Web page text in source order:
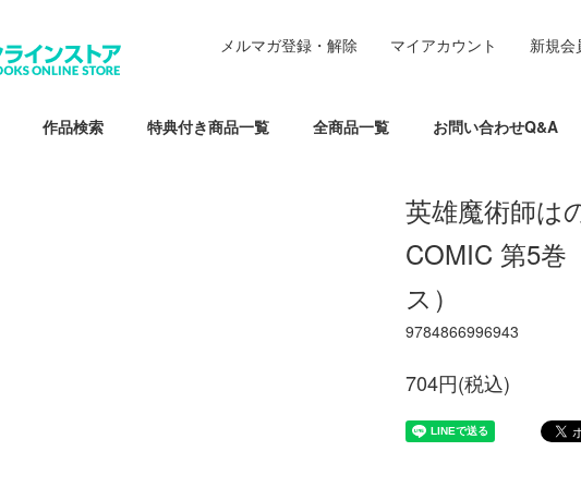
作品検索 特典付き商品一覧 全商品一覧 お問い合わせQ&A
メルマガ登録・解除 マイアカウント 新規会
英雄魔術師は
COMIC 第5巻
ス）
9784866996943
704円(税込)